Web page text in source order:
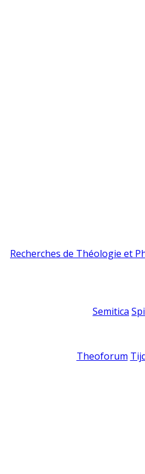
Recherches de Théologie et
Semitica
Theoforum